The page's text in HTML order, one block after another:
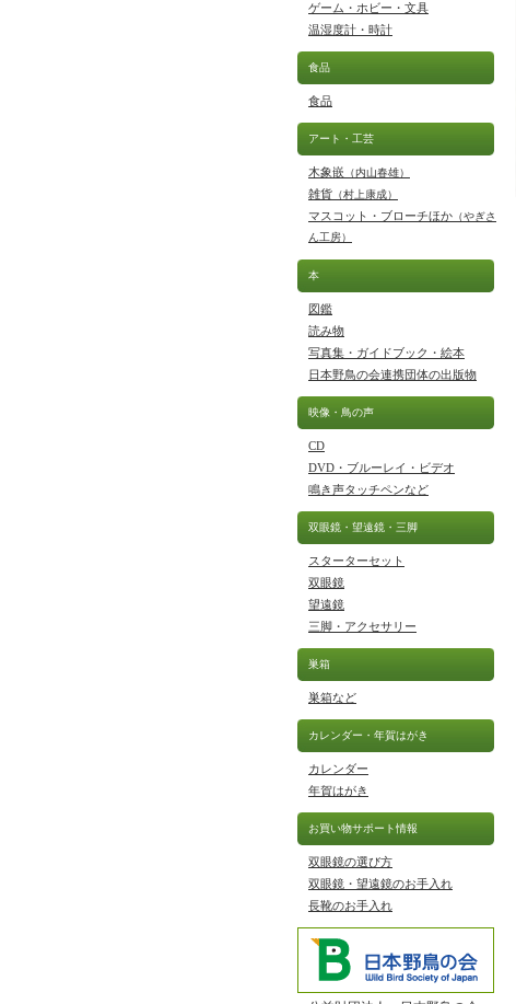
ゲーム・ホビー・文具
温湿度計・時計
食品
食品
アート・工芸
木象嵌 （内山春雄）
雑貨 （村上康成）
マスコット・ブローチほか （やぎさ
ん工房）
本
図鑑
読み物
写真集・ガイドブック・絵本
日本野鳥の会連携団体の出版物
映像・鳥の声
CD
DVD・ブルーレイ・ビデオ
鳴き声タッチペンなど
双眼鏡・望遠鏡・三脚
スターターセット
双眼鏡
望遠鏡
三脚・アクセサリー
巣箱
巣箱など
カレンダー・年賀はがき
カレンダー
年賀はがき
お買い物サポート情報
双眼鏡の選び方
双眼鏡・望遠鏡のお手入れ
長靴のお手入れ